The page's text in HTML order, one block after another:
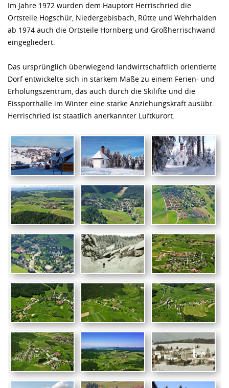
Im Jahre 1972 wurden dem Hauptort Herrischried die
Ortsteile Hogschür, Niedergebisbach, Rütte und Wehrhalden
ab 1974 auch die Ortsteile Hornberg und Großherrischwand
eingegliedert.
Das ursprünglich überwiegend landwirtschaftlich orientierte
Dorf entwickelte sich in starkem Maße zu einem Ferien- und
Erholungszentrum, das auch durch die Skilifte und die
Eissporthalle im Winter eine starke Anziehungskraft ausübt.
Herrischried ist staatlich anerkannter Luftkurort.